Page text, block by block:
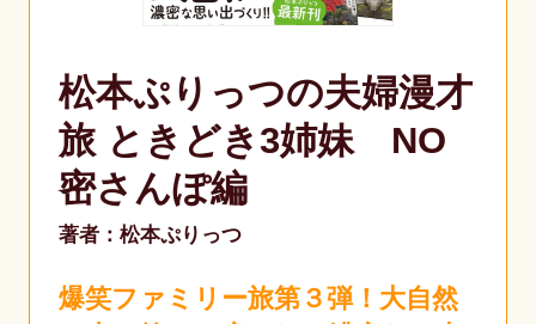
松本ぷりっつの夫婦漫才
旅 ときどき3姉妹 NO
密さんぽ編
著者：松本ぷりっつ
爆笑ファミリー旅第３弾！大自然